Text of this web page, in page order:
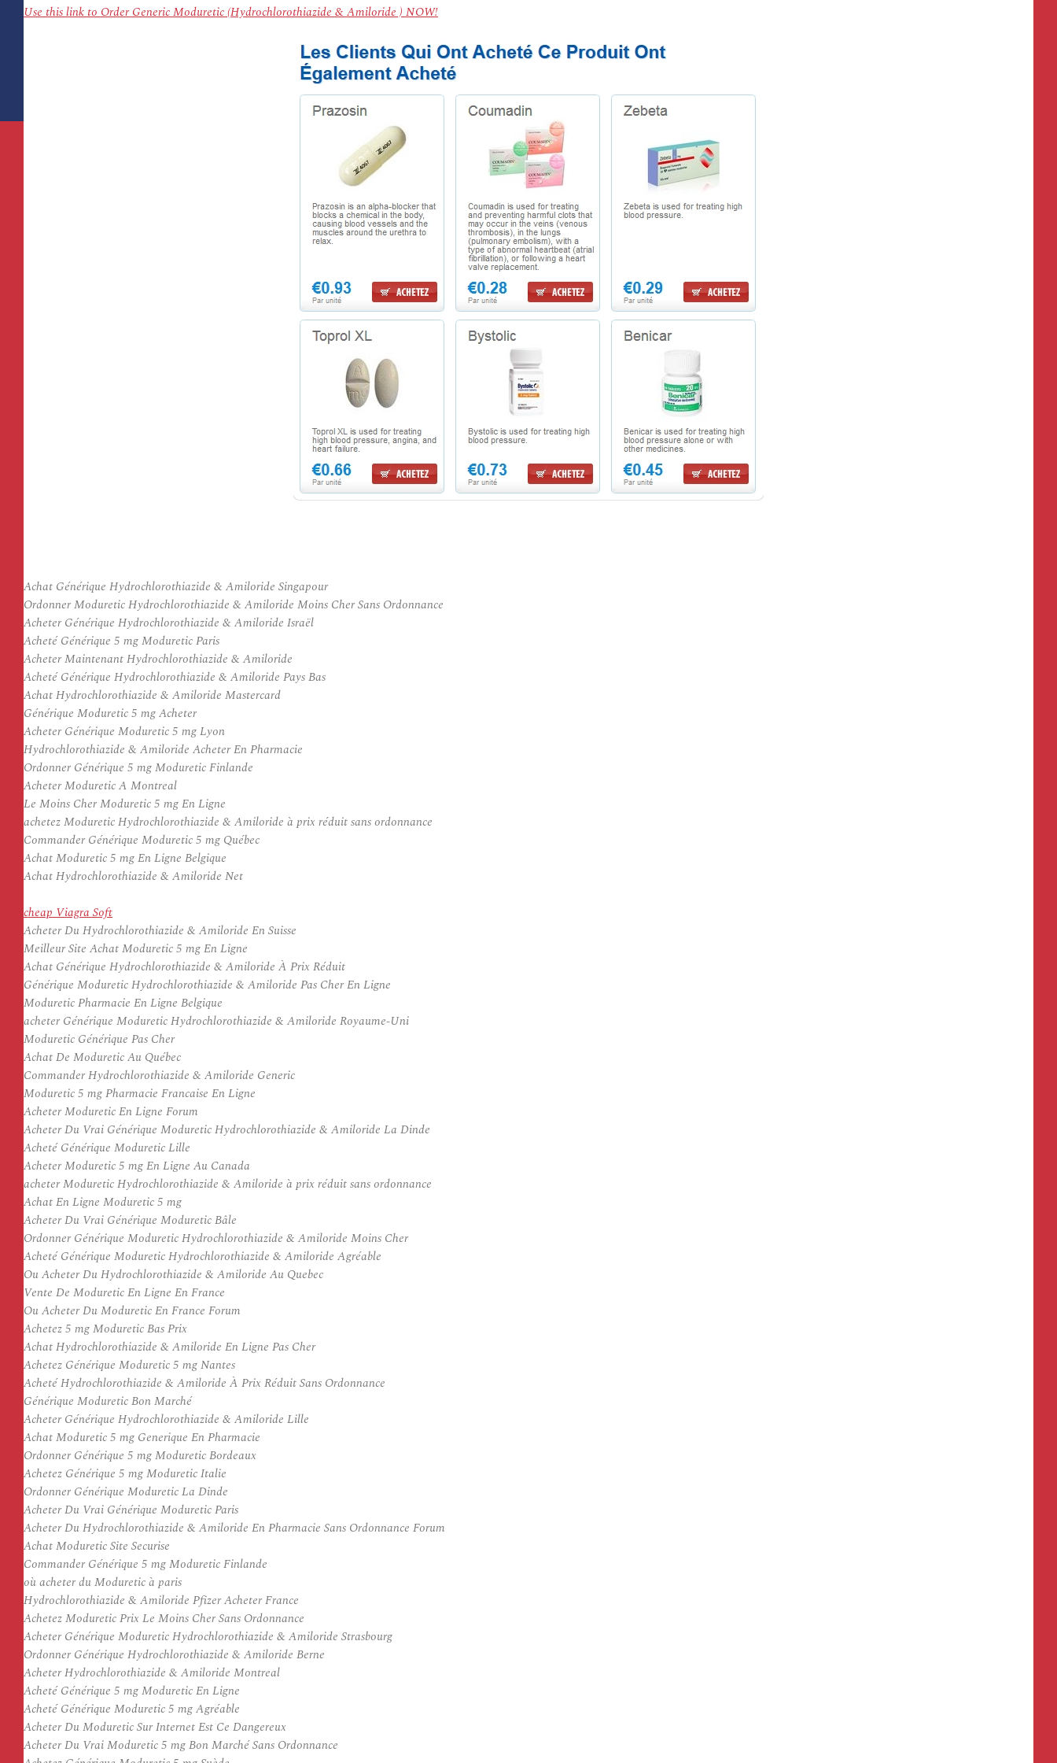
Use this link to Order Generic Moduretic (Hydrochlorothiazide & Amiloride ) NOW!
Achat Générique Hydrochlorothiazide & Amiloride Singapour
Ordonner Moduretic Hydrochlorothiazide & Amiloride Moins Cher Sans Ordonnance
Acheter Générique Hydrochlorothiazide & Amiloride Israël
Acheté Générique 5 mg Moduretic Paris
Acheter Maintenant Hydrochlorothiazide & Amiloride
Acheté Générique Hydrochlorothiazide & Amiloride Pays Bas
Achat Hydrochlorothiazide & Amiloride Mastercard
Générique Moduretic 5 mg Acheter
Acheter Générique Moduretic 5 mg Lyon
Hydrochlorothiazide & Amiloride Acheter En Pharmacie
Ordonner Générique 5 mg Moduretic Finlande
Acheter Moduretic A Montreal
Le Moins Cher Moduretic 5 mg En Ligne
achetez Moduretic Hydrochlorothiazide & Amiloride à prix réduit sans ordonnance
Commander Générique Moduretic 5 mg Québec
Achat Moduretic 5 mg En Ligne Belgique
Achat Hydrochlorothiazide & Amiloride Net
cheap Viagra Soft
Acheter Du Hydrochlorothiazide & Amiloride En Suisse
Meilleur Site Achat Moduretic 5 mg En Ligne
Achat Générique Hydrochlorothiazide & Amiloride À Prix Réduit
Générique Moduretic Hydrochlorothiazide & Amiloride Pas Cher En Ligne
Moduretic Pharmacie En Ligne Belgique
acheter Générique Moduretic Hydrochlorothiazide & Amiloride Royaume-Uni
Moduretic Générique Pas Cher
Achat De Moduretic Au Québec
Commander Hydrochlorothiazide & Amiloride Generic
Moduretic 5 mg Pharmacie Francaise En Ligne
Acheter Moduretic En Ligne Forum
Acheter Du Vrai Générique Moduretic Hydrochlorothiazide & Amiloride La Dinde
Acheté Générique Moduretic Lille
Acheter Moduretic 5 mg En Ligne Au Canada
acheter Moduretic Hydrochlorothiazide & Amiloride à prix réduit sans ordonnance
Achat En Ligne Moduretic 5 mg
Acheter Du Vrai Générique Moduretic Bâle
Ordonner Générique Moduretic Hydrochlorothiazide & Amiloride Moins Cher
Acheté Générique Moduretic Hydrochlorothiazide & Amiloride Agréable
Ou Acheter Du Hydrochlorothiazide & Amiloride Au Quebec
Vente De Moduretic En Ligne En France
Ou Acheter Du Moduretic En France Forum
Achetez 5 mg Moduretic Bas Prix
Achat Hydrochlorothiazide & Amiloride En Ligne Pas Cher
Achetez Générique Moduretic 5 mg Nantes
Acheté Hydrochlorothiazide & Amiloride À Prix Réduit Sans Ordonnance
Générique Moduretic Bon Marché
Acheter Générique Hydrochlorothiazide & Amiloride Lille
Achat Moduretic 5 mg Generique En Pharmacie
Ordonner Générique 5 mg Moduretic Bordeaux
Achetez Générique 5 mg Moduretic Italie
Ordonner Générique Moduretic La Dinde
Acheter Du Vrai Générique Moduretic Paris
Acheter Du Hydrochlorothiazide & Amiloride En Pharmacie Sans Ordonnance Forum
Achat Moduretic Site Securise
Commander Générique 5 mg Moduretic Finlande
où acheter du Moduretic à paris
Hydrochlorothiazide & Amiloride Pfizer Acheter France
Achetez Moduretic Prix Le Moins Cher Sans Ordonnance
Acheter Générique Moduretic Hydrochlorothiazide & Amiloride Strasbourg
Ordonner Générique Hydrochlorothiazide & Amiloride Berne
Acheter Hydrochlorothiazide & Amiloride Montreal
Acheté Générique 5 mg Moduretic En Ligne
Acheté Générique Moduretic 5 mg Agréable
Acheter Du Moduretic Sur Internet Est Ce Dangereux
Acheter Du Vrai Moduretic 5 mg Bon Marché Sans Ordonnance